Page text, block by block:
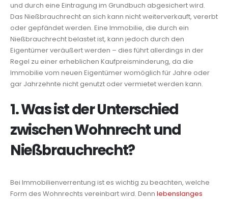
und durch eine Eintragung im Grundbuch abgesichert wird.
Das Nießbrauchrecht an sich kann nicht weiterverkauft, vererbt
oder gepfändet werden. Eine Immobilie, die durch ein
Nießbrauchrecht belastet ist, kann jedoch durch den
Eigentümer veräußert werden – dies führt allerdings in der
Regel zu einer erheblichen Kaufpreisminderung, da die
Immobilie vom neuen Eigentümer womöglich für Jahre oder
gar Jahrzehnte nicht genutzt oder vermietet werden kann.
1. Was ist der Unterschied
zwischen Wohnrecht und
Nießbrauchrecht?
Bei Immobilienverrentung ist es wichtig zu beachten, welche
Form des Wohnrechts vereinbart wird. Denn lebenslanges